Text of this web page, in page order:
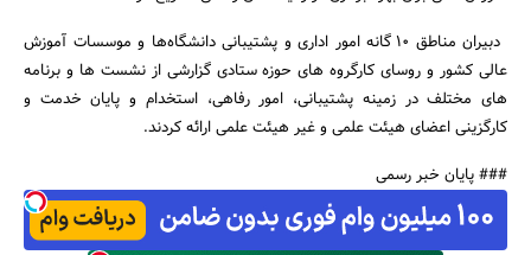
دبیران مناطق 10 گانه امور اداری و پشتیبانی دانشگاه‌ها و موسسات آموزش
عالی کشور و روسای کارگروه های حوزه ستادی گزارشی از نشست ها و برنامه
های مختلف در زمینه پشتیبانی، امور رفاهی، استخدام و پایان خدمت و
کارگزینی اعضای هیئت علمی و غیر هیئت علمی ارائه کردند.
### پایان خبر رسمی